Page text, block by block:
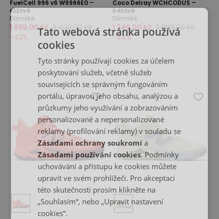
FuelCell 996 v6 W9966E0 –
růžové
Dámské
1 999,00 Kč 3 499,00 Kč
-43%
Coco Delray WCHCODUS –
béžové
Dámské
1 749,00 Kč 3 099,00 Kč
-44%
Tato webová stránka používá
cookies
Tyto stránky používají cookies za účelem
poskytování služeb, včetně služeb
souvisejících se správným fungováním
portálu, úpravou jeho obsahu, analýzou a
průzkumy jeho využívání a zobrazováním
personalizované a nepersonalizované
reklamy (profilování reklamy) v souladu se
Zásadami ochrany soukromí a
Zásadami používání cookies. Podmínky
uchovávání a přístupu ke cookies můžete
upravit ve svém prohlížeči. Pro akceptaci
této skutečnosti prosím klikněte na
„Souhlasím“, nebo „Upravit nastavení
cookies“.